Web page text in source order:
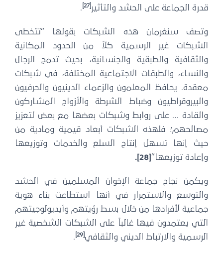
قدرة الجماعة على الحشد والتأثير .
وتصف سنغرمان هذه الشبكات بقولها “تتخطى
الشبكات غير الرسمية كلاً من الحدود المكانية
والثقافية والطبقية والجنسانية، بحيث تدمج الرجال
والنساء، والطبقات الاجتماعية المختلفة، في شبكات
معقدة. يحافظ المعلمون والزعماء الدينيون والحرفيون
والبيروقراطيون وضباط الشرطة والأزواج المشاركون
والقادة … على روابط وشبكات بعضها مع بعض لتعزيز
مصالحهم؛ فلهذه الشبكات أبعاد قيمية ومادية من
حيث إنها تسهل إنتاج السلع والخدمات وتوزيعها
وإعادة توزيعها”[28]
.
ويكمن نجاح جماعة الإخوان المسلمين في الحشد
والتوسع والاستمرار في أنها استطاعت بناء هوية
جماعية لأفرادها من خلال بسط رؤيتهم وأيديولوجيتهم
التي يعتمدون فيها غالباً على الشبكات الشخصية غير
الرسمية والارتباط الديني والثقافي
.